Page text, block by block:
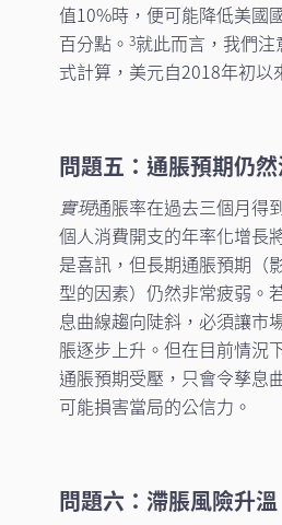
值10%時，便可能降低美國
百分點。 3就此而言，我們
式計算，美元自2018年初以
問題五：通脹預期仍
實現通脹率在過去三個月得
個人消費開支的年率化增長
是喜訊，但長期通脹預期（
型的因素）仍然非常疲弱。
息曲線趨向陡斜，必須讓市
脹逐步上升。但在目前情況
通脹預期受壓，只會令孳息
可能損害當局的公信力。
問題六：滯脹風險升溫